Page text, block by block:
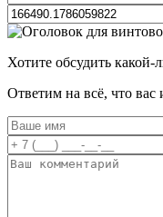
Хотите обсудить какой-
Ответим на всё, что